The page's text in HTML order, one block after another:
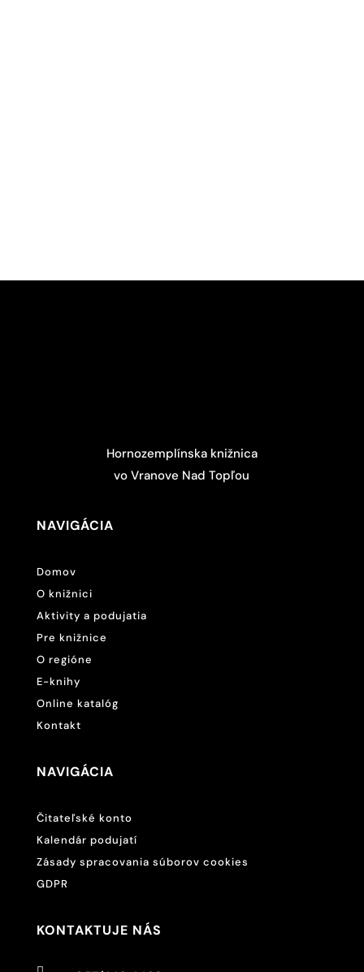
Hornozemplínska knižnica
vo Vranove Nad Topľou
NAVIGÁCIA
Domov
O knižnici
Aktivity a podujatia
Pre knižnice
O regióne
E-knihy
Online katalóg
Kontakt
NAVIGÁCIA
Čitateľské konto
Kalendár podujatí
Zásady spracovania súborov cookies
GDPR
KONTAKTUJE NÁS